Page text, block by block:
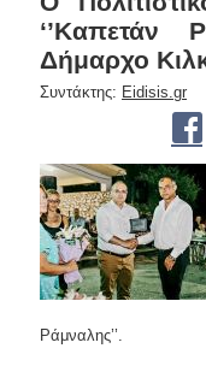
‘’Καπετάν
Δήμαρχο
Συντάκτης: Eidisis.gr
Ράμναλης’’.